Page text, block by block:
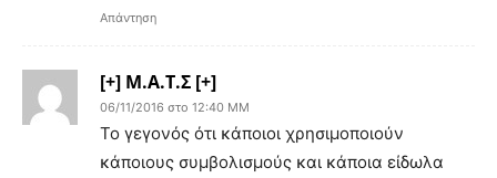
Απάντηση
[+] Μ.Α.Τ.Σ [+]
06/11/2016 στο 12:40 ΜΜ
Το γεγονός ότι κάποιοι χρησιμοποιούν
κάποιους συμβολισμούς και κάποια είδωλα